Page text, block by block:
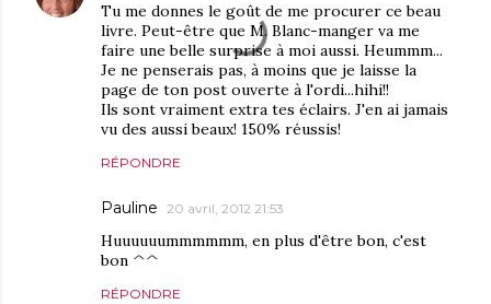
Tu me donnes le goût de me procurer ce beau
livre. Peut-être que M. Blanc-manger va me
faire une belle surprise à moi aussi. Heummm...
Je ne penserais pas, à moins que je laisse la
page de ton post ouverte à l'ordi...hihi!!
Ils sont vraiment extra tes éclairs. J'en ai jamais
vu des aussi beaux! 150% réussis!
RÉPONDRE
Pauline 20 avril, 2012 21:53
Huuuuuummmmmm, en plus d'être bon, c'est
bon ^^
RÉPONDRE